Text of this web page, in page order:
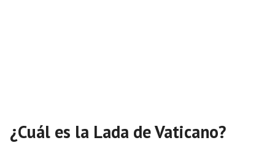
¿Cuál es la Lada de Vaticano?